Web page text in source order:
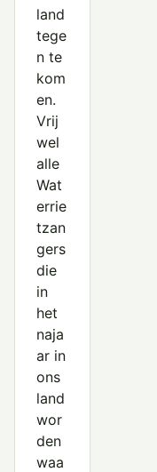
land
tege
n te
kom
en.
Vrij
wel
alle
Wat
errie
tzan
gers
die
in
het
naja
ar in
ons
land
wor
den
waa